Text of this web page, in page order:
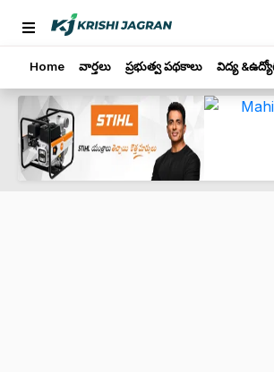
Home వార్తలు ప్రభుత్వ పథకాలు విద్య